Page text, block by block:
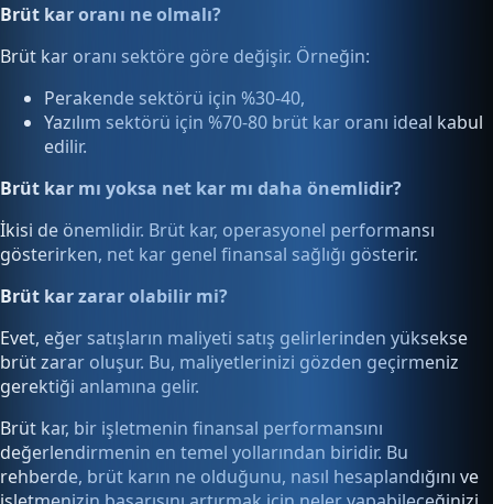
Brüt kar oranı ne olmalı?
Brüt kar oranı sektöre göre değişir. Örneğin:
Perakende sektörü için %30-40,
Yazılım sektörü için %70-80 brüt kar oranı ideal kabul
edilir.
Brüt kar mı yoksa net kar mı daha önemlidir?
İkisi de önemlidir. Brüt kar, operasyonel performansı
gösterirken, net kar genel finansal sağlığı gösterir.
Brüt kar zarar olabilir mi?
Evet, eğer satışların maliyeti satış gelirlerinden yüksekse
brüt zarar oluşur. Bu, maliyetlerinizi gözden geçirmeniz
gerektiği anlamına gelir.
Brüt kar, bir işletmenin finansal performansını
değerlendirmenin en temel yollarından biridir. Bu
rehberde, brüt karın ne olduğunu, nasıl hesaplandığını ve